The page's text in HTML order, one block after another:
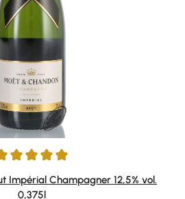
von 5 von 5 Sternen
Impérial Champagner 12,5% vol.
0,375l